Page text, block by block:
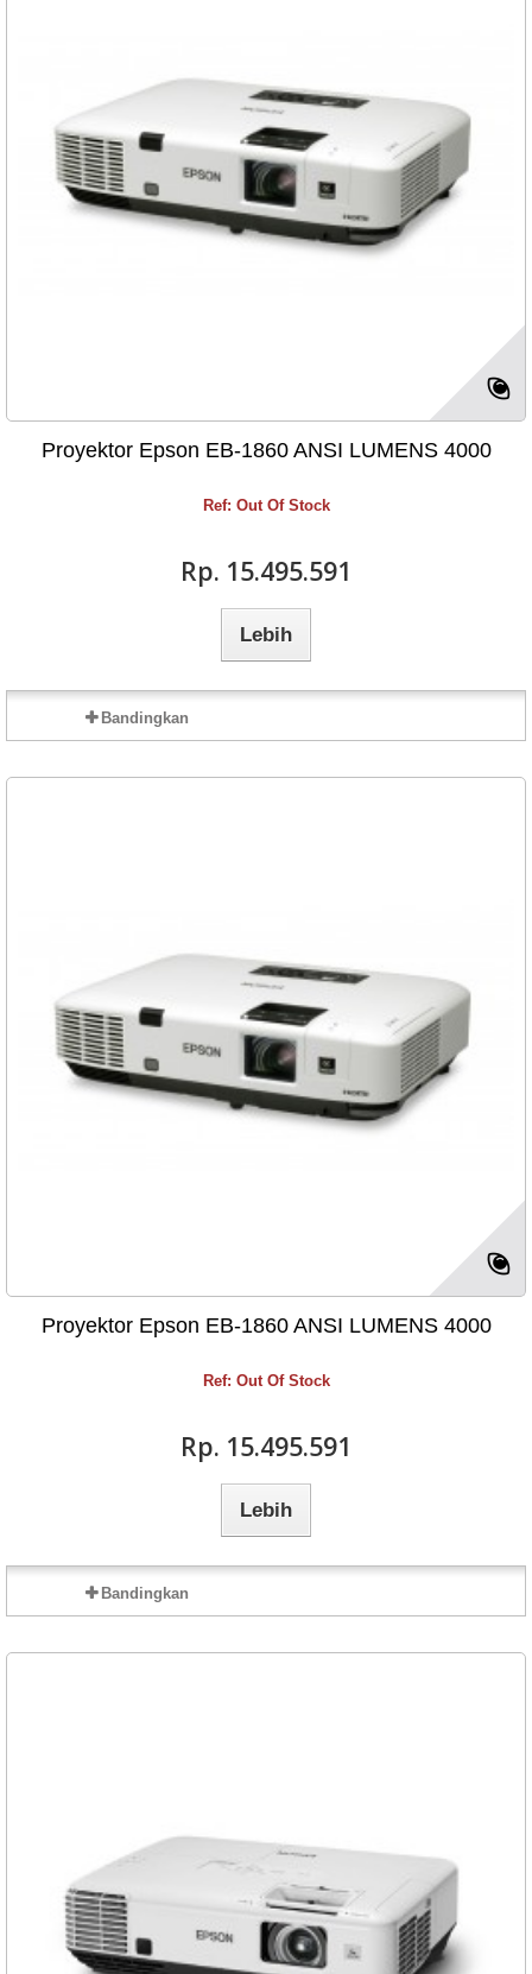
Proyektor Epson EB-1860 ANSI LUMENS 4000
Ref: Out Of Stock
Rp‎. 15.495.591
Lebih
Bandingkan
Proyektor Epson EB-1860 ANSI LUMENS 4000
Ref: Out Of Stock
Rp‎. 15.495.591
Lebih
Bandingkan